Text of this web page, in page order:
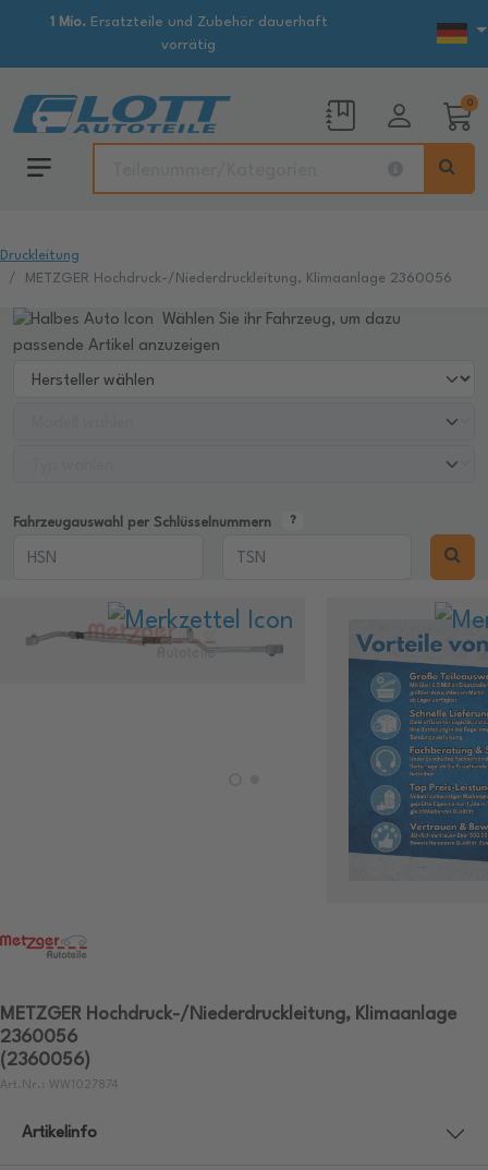
1 Mio.Ersatzteile und Zubehör dauerhaft
vorrätig
0
Druckleitung
METZGER Hochdruck-/Niederdruckleitung, Klimaanlage 2360056
Wählen Sie ihr Fahrzeug, um dazu
passende Artikel anzuzeigen
Fahrzeugauswahl per Schlüsselnummern
METZGER Hochdruck-/Niederdruckleitung, Klimaanlage
2360056
(2360056)
Art.Nr.: WW1027874
Artikelinfo